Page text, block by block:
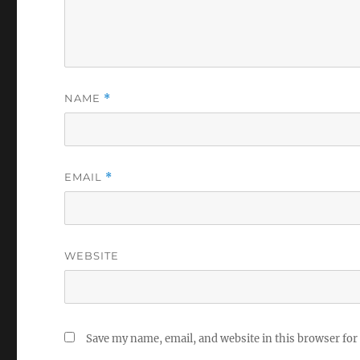
NAME *
EMAIL *
WEBSITE
Save my name, email, and website in this browser